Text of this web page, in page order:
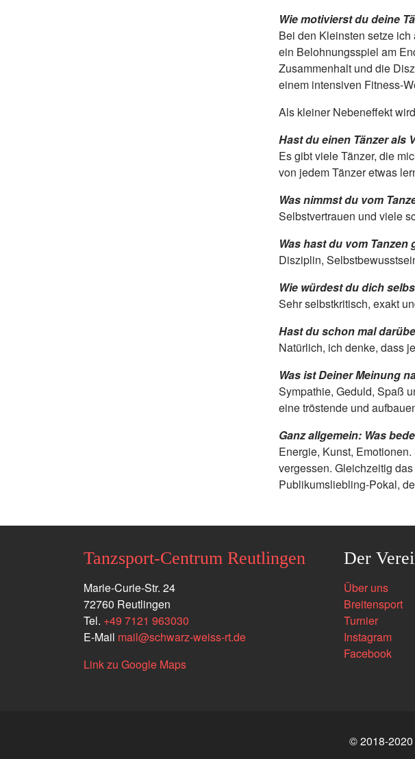
Wie motivierst du deine
Bei den Kleinsten setze
ein Belohnungsspiel am
Zusammenhalt und die
einem intensiven Fitness-
Als kleiner Nebeneffekt
Hast du einen Tänzer als
Es gibt viele Tänzer, die
von jedem Tänzer etwas
Was nimmst du vom
Selbstvertrauen und viele
Was hast du vom Tanzen
Disziplin,
Wie würdest du dich
Sehr selbstkritisch, exakt
Hast du schon mal
Natürlich, ich denke, dass
Was ist Deiner Meinung
Sympathie, Geduld, Spaß
eine tröstende und
Ganz allgemein: Was
Energie, Kunst,
vergessen. Gleichzeitig
Publikumsliebling-Pokal,
Tanzsport-Centrum Reutlingen
Marie-Curie-Str. 24
72760 Reutlingen
Tel. +49 7121 963030
E-Mail mail@schwarz-weiss-rt.de
Link zu Google Maps
Der
Über uns
Breitensport
Turnier
Instagram
Facebook
© 2018-